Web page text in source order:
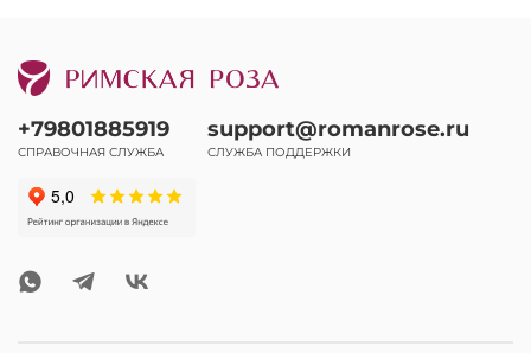
+79801885919
СПРАВОЧНАЯ СЛУЖБА
support@romanrose.ru
СЛУЖБА ПОДДЕРЖКИ